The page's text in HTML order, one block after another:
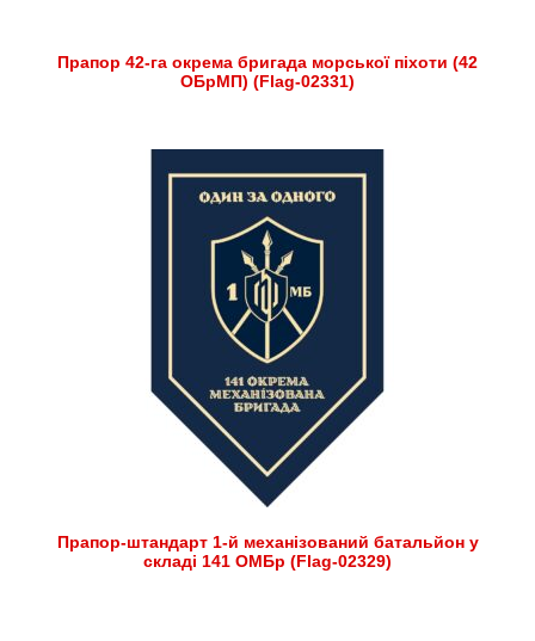
Прапор 42-га окрема бригада морської піхоти (42
ОБрМП) (Flag-02331)
Прапор-штандарт 1-й механізований батальйон у
складі 141 ОМБр (Flag-02329)